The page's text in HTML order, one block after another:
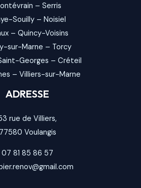
– Serris
Souilly– Noisiel
– Quincy-Voisins
sur-Marne – Torcy
Georges – Créteil
– Villiers-sur-Marne
ADRESSE
rue de Villiers,
77580 Voulangis
07 81 85 86 57